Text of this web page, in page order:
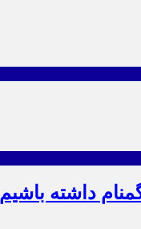
داشته باشیم